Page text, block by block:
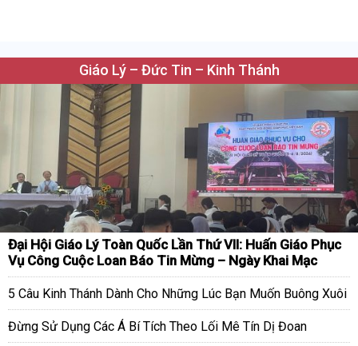
Giáo Lý – Đức Tin – Kinh Thánh
Đại Hội Giáo Lý Toàn Quốc Lần Thứ VII: Huấn Giáo Phục
Vụ Công Cuộc Loan Báo Tin Mừng – Ngày Khai Mạc
5 Câu Kinh Thánh Dành Cho Những Lúc Bạn Muốn Buông Xuôi
Đừng Sử Dụng Các Á Bí Tích Theo Lối Mê Tín Dị Đoan